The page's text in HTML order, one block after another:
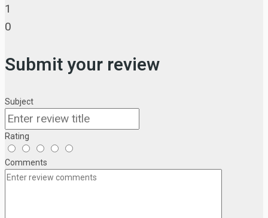
1
0
Submit your review
Subject
Rating
Comments